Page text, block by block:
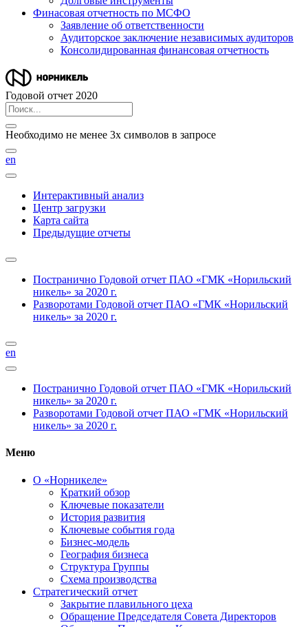
Финасовая отчетность по МСФО
Заявление об ответственности
Аудиторское заключение независимых аудиторов
Консолидированная финансовая отчетность
Годовой отчет 2020
Необходимо не менее 3х символов в запросе
en
Интерактивный анализ
Центр загрузки
Карта сайта
Предыдущие отчеты
Постранично Годовой отчет ПАО «ГМК «Норильский
никель» за 2020 г.
Разворотами Годовой отчет ПАО «ГМК «Норильский
никель» за 2020 г.
en
Постранично Годовой отчет ПАО «ГМК «Норильский
никель» за 2020 г.
Разворотами Годовой отчет ПАО «ГМК «Норильский
никель» за 2020 г.
Меню
О «Норникеле»
Краткий обзор
Ключевые показатели
История развития
Ключевые события года
Бизнес-модель
География бизнеса
Структура Группы
Схема производства
Стратегический отчет
Закрытие плавильного цеха
Обращение Председателя Совета Директоров